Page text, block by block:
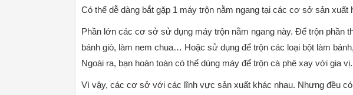
Có thể dễ dàng bắt gặp 1 máy trộn nằm ngang tại các cơ sở sản xuất
Phần lớn các cơ sở sử dụng máy trộn nằm ngang này. Để trộn phần
bánh giò, làm nem chua… Hoặc sử dụng để trộn các loại bột làm
Ngoài ra, bạn hoàn toàn có thể dùng máy để trộn cà phê xay với gia
Vì vậy, các cơ sở với các lĩnh vực sản xuất khác nhau. Nhưng đều